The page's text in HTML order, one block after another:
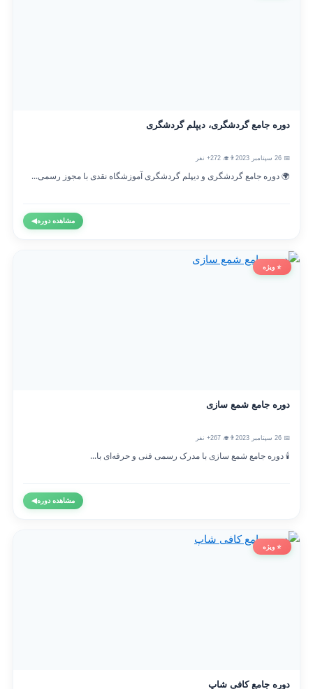
دوره جامع گردشگری، دیپلم گردشگری
👨‍🎓 272+ نفر
🌍 دوره جامع گردشگری و دیپلم گردشگری آموزشگاه نقدی با مجوز رسمی...
مشاهده دوره◀
⭐ ویژه
دوره جامع شمع سازی
👨‍🎓 267+ نفر
🕯️ دوره جامع شمع سازی با مدرک رسمی فنی و حرفه‌ای با...
مشاهده دوره◀
⭐ ویژه
دوره جامع کافی شاپ